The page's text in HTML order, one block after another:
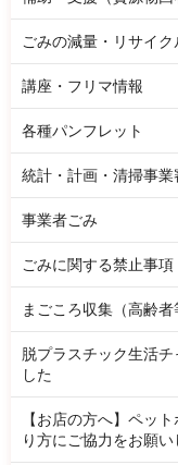
ごみの減量・リサイク
講座・フリマ情報
各種パンフレット
統計・計画・清掃事業
事業者ごみ
ごみに関する禁止事項
まごころ収集（高齢者
脱プラスチック生活
した
【お店の方へ】ペッ
り方にご協力をお願い